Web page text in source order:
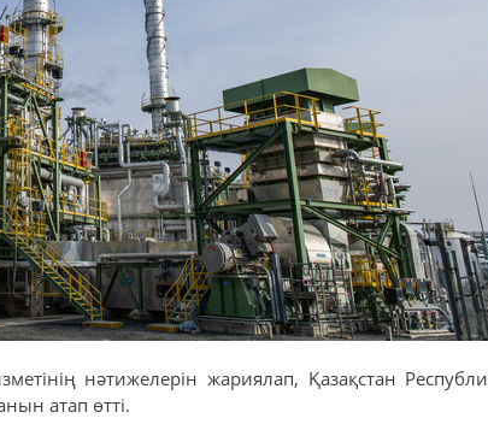
нәтижелерін жариялап, Қазақстан
атап өтті.